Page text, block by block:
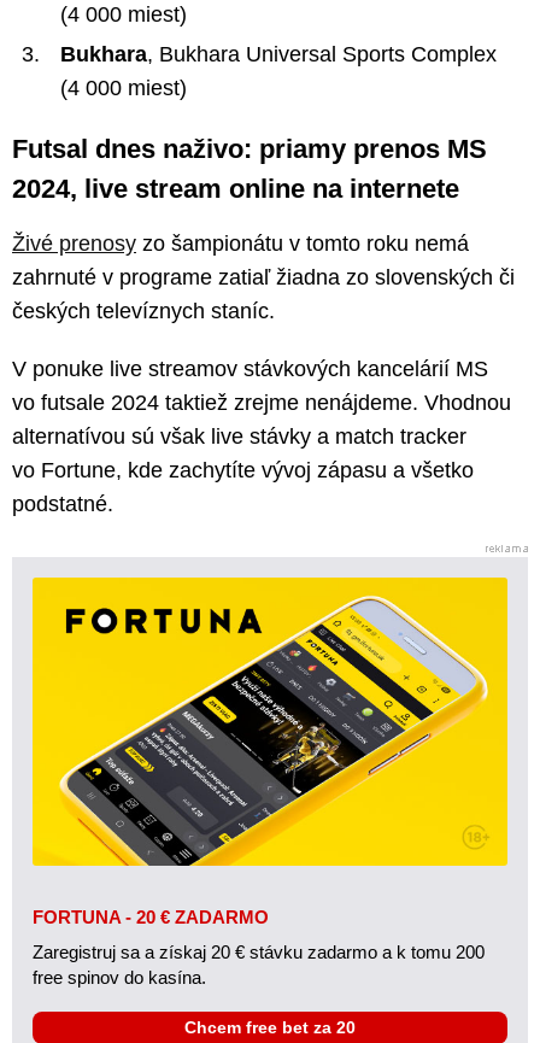
(4 000 miest)
Bukhara, Bukhara Universal Sports Complex
(4 000 miest)
Futsal dnes naživo: priamy prenos MS
2024, live stream online na internete
Živé prenosy zo šampionátu v tomto roku nemá
zahrnuté v programe zatiaľ žiadna zo slovenských či
českých televíznych staníc.
V ponuke live streamov stávkových kancelárií MS
vo futsale 2024 taktiež zrejme nenájdeme. Vhodnou
alternatívou sú však live stávky a match tracker
vo Fortune, kde zachytíte vývoj zápasu a všetko
podstatné.
FORTUNA - 20 € ZADARMO
Zaregistruj sa a získaj 20 € stávku zadarmo a k tomu 200
free spinov do kasína.
Chcem free bet za 20